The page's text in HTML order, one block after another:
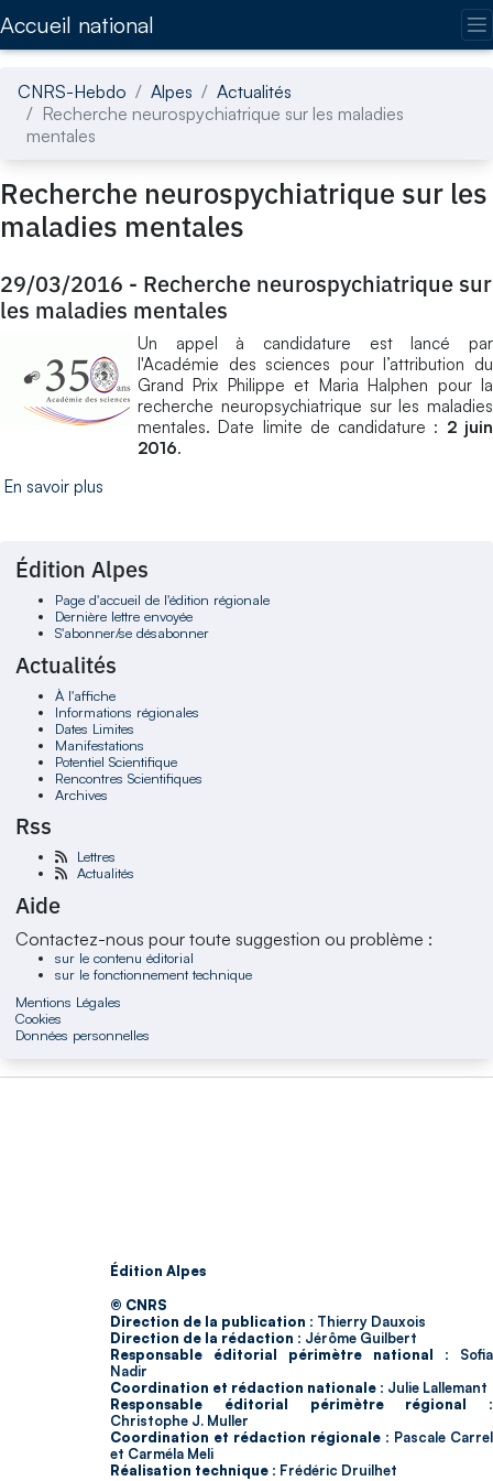
Accueil national
CNRS-Hebdo Alpes
Actualités
Recherche neurospychiatrique sur les maladies
mentales
Recherche neurospychiatrique sur les
maladies mentales
29/03/2016 - Recherche neurospychiatrique sur
les maladies mentales
Un appel à candidature est lancé par
l'Académie des sciences pour l’attribution du
Grand Prix Philippe et Maria Halphen pour la
recherche neuropsychiatrique sur les maladies
mentales. Date limite de candidature : 2 juin
2016.
En savoir plus
Édition Alpes
Page d'accueil de l'édition régionale
Dernière lettre envoyée
S'abonner/se désabonner
Actualités
À l'affiche
Informations régionales
Dates Limites
Manifestations
Potentiel Scientifique
Rencontres Scientifiques
Archives
Rss
Lettres
Actualités
Aide
Contactez-nous pour toute suggestion ou problème :
sur le contenu éditorial
sur le fonctionnement technique
Mentions Légales
Cookies
Données personnelles
Édition Alpes
© CNRS
Direction de la publication : Thierry Dauxois
Direction de la rédaction : Jérôme Guilbert
Responsable éditorial périmètre national : Sofia
Nadir
Coordination et rédaction nationale : Julie Lallemant
Responsable éditorial périmètre régional :
Christophe J. Muller
Coordination et rédaction régionale : Pascale Carrel
et Carméla Meli
Réalisation technique : Frédéric Druilhet